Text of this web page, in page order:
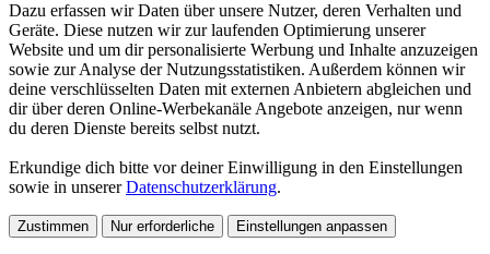
Dazu erfassen wir Daten über unsere Nutzer, deren Verhalten und
Geräte. Diese nutzen wir zur laufenden Optimierung unserer
Website und um dir personalisierte Werbung und Inhalte anzuzeigen
sowie zur Analyse der Nutzungsstatistiken. Außerdem können wir
deine verschlüsselten Daten mit externen Anbietern abgleichen und
dir über deren Online-Werbekanäle Angebote anzeigen, nur wenn
du deren Dienste bereits selbst nutzt.
Erkundige dich bitte vor deiner Einwilligung in den Einstellungen
sowie in unsererDatenschutzerklärung.
Zustimmen Nur erforderliche Einstellungen anpassen